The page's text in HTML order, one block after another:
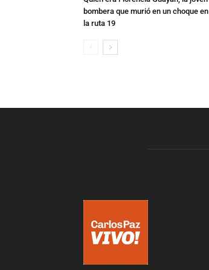
bombera que murió en un choque en
la ruta 19